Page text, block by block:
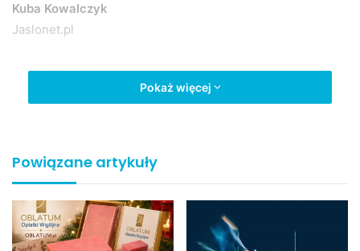
Kuba Kowalczyk
Jaslonet.pl
Czytaj więcej:
Pokaż więcej
Powiązane artykuły